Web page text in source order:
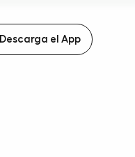
Descarga el App